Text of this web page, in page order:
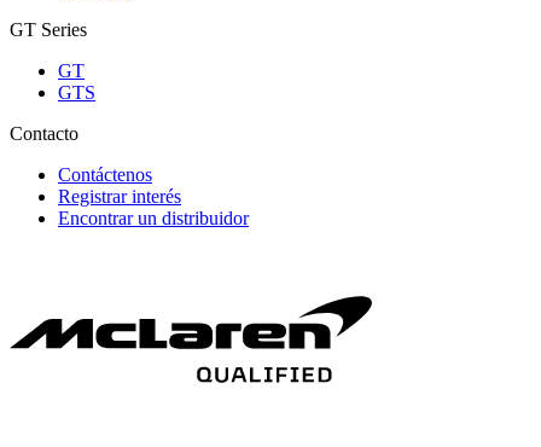
GT Series
GT
GTS
Contacto
Contáctenos
Registrar interés
Encontrar un distribuidor